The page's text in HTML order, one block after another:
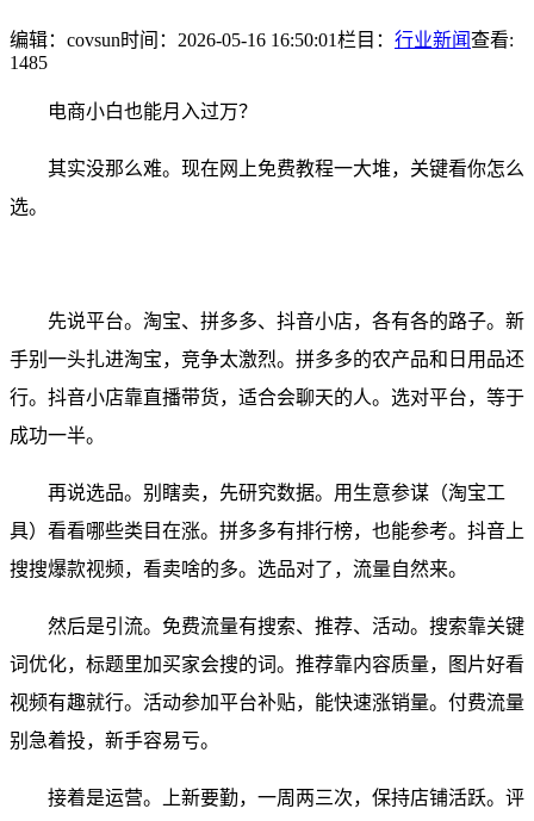
编辑：covsun时间：2026-05-16 16:50:01栏目： 行业新闻查看:
1485
电商小白也能月入过万？
其实没那么难。现在网上免费教程一大堆，关键看你怎么
选。
先说平台。淘宝、拼多多、抖音小店，各有各的路子。新
手别一头扎进淘宝，竞争太激烈。拼多多的农产品和日用品还
行。抖音小店靠直播带货，适合会聊天的人。选对平台，等于
成功一半。
再说选品。别瞎卖，先研究数据。用生意参谋（淘宝工
具）看看哪些类目在涨。拼多多有排行榜，也能参考。抖音上
搜搜爆款视频，看卖啥的多。选品对了，流量自然来。
然后是引流。免费流量有搜索、推荐、活动。搜索靠关键
词优化，标题里加买家会搜的词。推荐靠内容质量，图片好看
视频有趣就行。活动参加平台补贴，能快速涨销量。付费流量
别急着投，新手容易亏。
接着是运营。上新要勤，一周两三次，保持店铺活跃。评